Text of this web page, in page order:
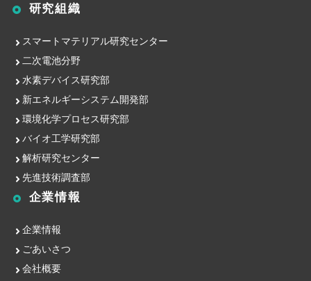
研究組織
スマートマテリアル研究センター
二次電池分野
水素デバイス研究部
新エネルギーシステム開発部
環境化学プロセス研究部
バイオ工学研究部
解析研究センター
先進技術調査部
企業情報
企業情報
ごあいさつ
会社概要